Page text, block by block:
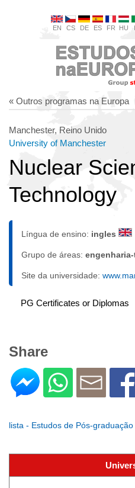
EN CS DE ES FR HU
« Outros programas na Europa
Manchester, Reino Unido
University of Manchester
Nuclear
Technology
Língua de ensino: ingles
Grupo de áreas:
Site da universidade:
PG Certificates or Diplomas
Share
lista - Estudos de Pós-